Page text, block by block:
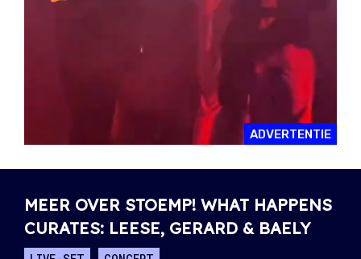
ADVERTENTIE
MEER OVER STOEMP! WHAT HAPPENS
CURATES: LEESE, GERARD & BAELY